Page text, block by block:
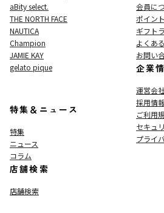
aBity select.
THE NORTH FACE
NAUTICA
Champion
JAMIE KAY
gelato pique
特集＆ニュース
特集
ニュース
コラム
店舗検索
店舗検索
会員に
ポイン
ギフト
よくあ
お問い
企業
運営会
採用情
ご利用
セキュ
プライ